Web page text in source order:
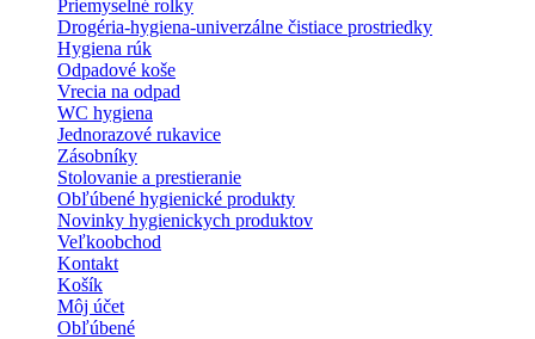
Priemyselné rolky
Drogéria-hygiena-univerzálne čistiace prostriedky
Hygiena rúk
Odpadové koše
Vrecia na odpad
WC hygiena
Jednorazové rukavice
Zásobníky
Stolovanie a prestieranie
Obľúbené hygienické produkty
Novinky hygienickych produktov
Veľkoobchod
Kontakt
Košík
Môj účet
Obľúbené